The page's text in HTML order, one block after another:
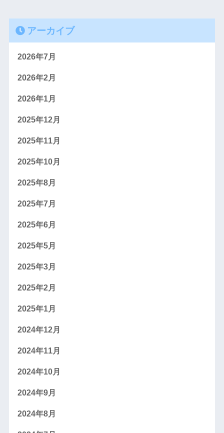
アーカイブ
2026年7月
2026年2月
2026年1月
2025年12月
2025年11月
2025年10月
2025年8月
2025年7月
2025年6月
2025年5月
2025年3月
2025年2月
2025年1月
2024年12月
2024年11月
2024年10月
2024年9月
2024年8月